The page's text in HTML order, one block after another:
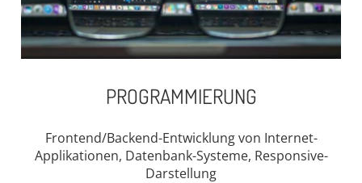
PROGRAMMIERUNG
Frontend/Backend-Entwicklung von Internet-
Applikationen, Datenbank-Systeme, Responsive-
Darstellung